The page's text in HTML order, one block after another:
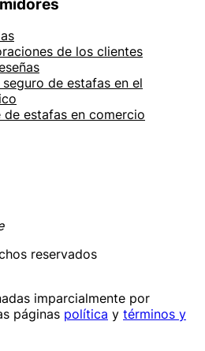
de los clientes
de estafas en el
de estafas en comercio
reservados
imparcialmente por
páginas política y términos y